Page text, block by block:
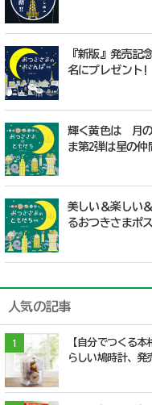
『新版』発売記
名にプレゼント!
輝く黄色は 月
ま第2弾は星の
美しい＆楽しい
るおつきさまポ
人気の記事
1
【自分でつくる
らしい鳩時計、発